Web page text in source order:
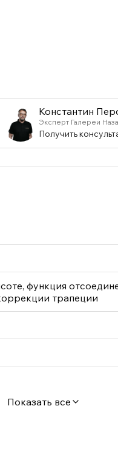
Константин
Эксперт Галереи
Получить
функция
трапеции
Показать все